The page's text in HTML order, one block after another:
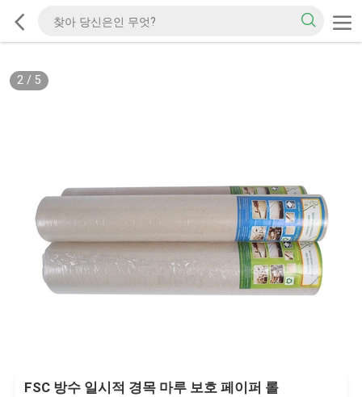
2/ 5
FSC 방수 일시적 경목 마루 보호 페이퍼 롤